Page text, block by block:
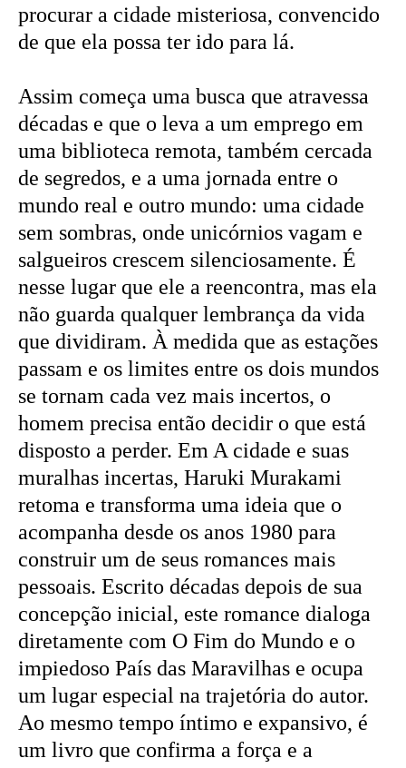
procurar a cidade misteriosa, convencido
de que ela possa ter ido para lá.
Assim começa uma busca que atravessa
décadas e que o leva a um emprego em
uma biblioteca remota, também cercada
de segredos, e a uma jornada entre o
mundo real e outro mundo: uma cidade
sem sombras, onde unicórnios vagam e
salgueiros crescem silenciosamente. É
nesse lugar que ele a reencontra, mas ela
não guarda qualquer lembrança da vida
que dividiram. À medida que as estações
passam e os limites entre os dois mundos
se tornam cada vez mais incertos, o
homem precisa então decidir o que está
disposto a perder. Em A cidade e suas
muralhas incertas, Haruki Murakami
retoma e transforma uma ideia que o
acompanha desde os anos 1980 para
construir um de seus romances mais
pessoais. Escrito décadas depois de sua
concepção inicial, este romance dialoga
diretamente com O Fim do Mundo e o
impiedoso País das Maravilhas e ocupa
um lugar especial na trajetória do autor.
Ao mesmo tempo íntimo e expansivo, é
um livro que confirma a força e a